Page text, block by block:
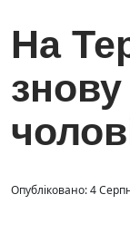
На
Опубліковано: 4